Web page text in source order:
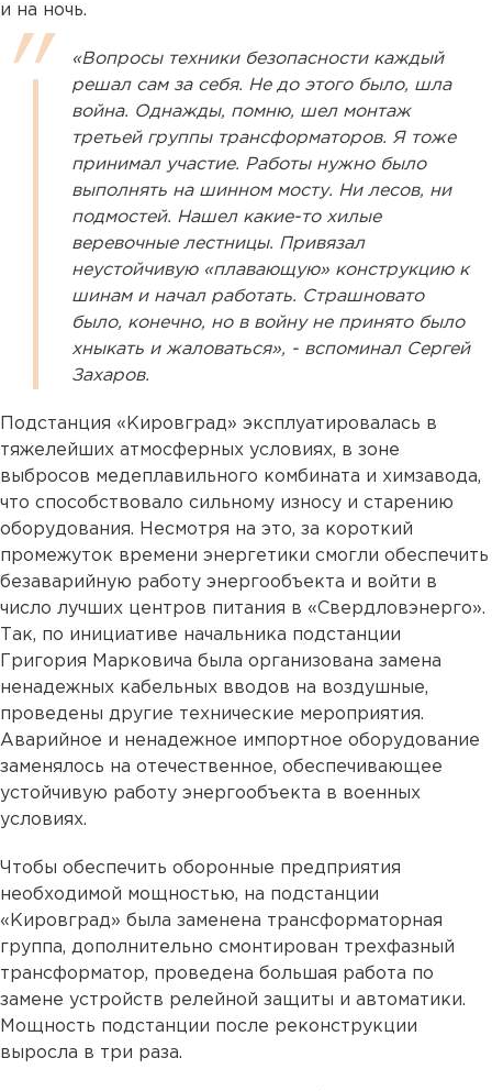
и на ночь.
«Вопросы техники безопасности каждый
решал сам за себя. Не до этого было, шла
война. Однажды, помню, шел монтаж
третьей группы трансформаторов. Я тоже
принимал участие. Работы нужно было
выполнять на шинном мосту. Ни лесов, ни
подмостей. Нашел какие-то хилые
веревочные лестницы. Привязал
неустойчивую «плавающую» конструкцию к
шинам и начал работать. Страшновато
было, конечно, но в войну не принято было
хныкать и жаловаться», - вспоминал Сергей
Захаров.
Подстанция «Кировград» эксплуатировалась в
тяжелейших атмосферных условиях, в зоне
выбросов медеплавильного комбината и химзавода,
что способствовало сильному износу и старению
оборудования. Несмотря на это, за короткий
промежуток времени энергетики смогли обеспечить
безаварийную работу энергообъекта и войти в
число лучших центров питания в «Свердловэнерго».
Так, по инициативе начальника подстанции
Григория Марковича была организована замена
ненадежных кабельных вводов на воздушные,
проведены другие технические мероприятия.
Аварийное и ненадежное импортное оборудование
заменялось на отечественное, обеспечивающее
устойчивую работу энергообъекта в военных
условиях.
Чтобы обеспечить оборонные предприятия
необходимой мощностью, на подстанции
«Кировград» была заменена трансформаторная
группа, дополнительно смонтирован трехфазный
трансформатор, проведена большая работа по
замене устройств релейной защиты и автоматики.
Мощность подстанции после реконструкции
выросла в три раза.